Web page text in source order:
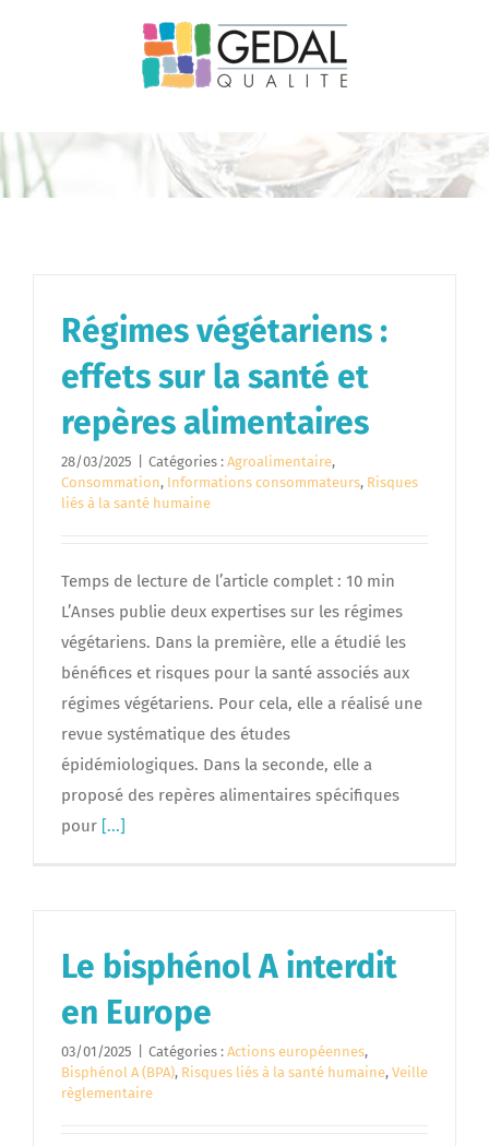
Régimes végétariens :
effets sur la santé et
repères alimentaires
28/03/2025 Catégories : Agroalimentaire,
Consommation, Informations consommateurs, Risques
liés à la santé humaine
Temps de lecture de l’article complet : 10 min
L’Anses publie deux expertises sur les régimes
végétariens. Dans la première, elle a étudié les
bénéfices et risques pour la santé associés aux
régimes végétariens. Pour cela, elle a réalisé une
revue systématique des études
épidémiologiques. Dans la seconde, elle a
proposé des repères alimentaires spécifiques
pour [...]
Le bisphénol A interdit
en Europe
03/01/2025 Catégories : Actions européennes,
Bisphénol A (BPA), Risques liés à la santé humaine, Veille
règlementaire